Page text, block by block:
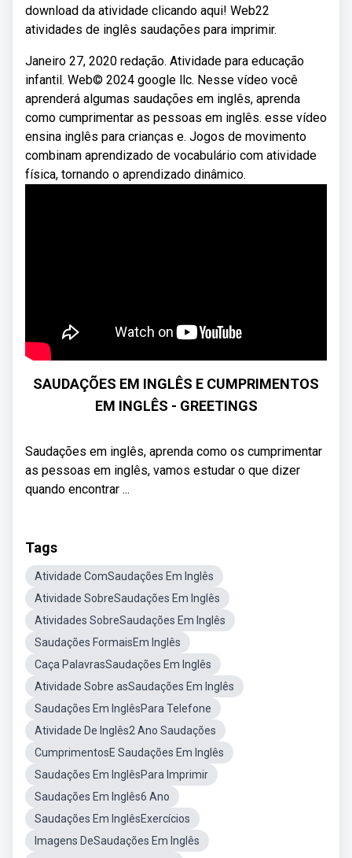
download da atividade clicando aqui! Web22
atividades de inglês saudações para imprimir.
Janeiro 27, 2020 redação. Atividade para educação
infantil. Web© 2024 google llc. Nesse vídeo você
aprenderá algumas saudações em inglês, aprenda
como cumprimentar as pessoas em inglês. esse vídeo
ensina inglês para crianças e. Jogos de movimento
combinam aprendizado de vocabulário com atividade
física, tornando o aprendizado dinâmico.
SAUDAÇÕES EM INGLÊS E CUMPRIMENTOS
EM INGLÊS - GREETINGS
Saudações em inglês, aprenda como os cumprimentar
as pessoas em inglês, vamos estudar o que dizer
quando encontrar ...
Tags
Atividade ComSaudações Em Inglês
Atividade SobreSaudações Em Inglês
Atividades SobreSaudações Em Inglês
Saudações FormaisEm Inglês
Caça PalavrasSaudações Em Inglês
Atividade Sobre asSaudações Em Inglês
Saudações Em InglêsPara Telefone
Atividade De Inglês2 Ano Saudações
CumprimentosE Saudações Em Inglês
Saudações Em InglêsPara Imprimir
Saudações Em Inglês6 Ano
Saudações Em InglêsExercícios
Imagens DeSaudações Em Inglês